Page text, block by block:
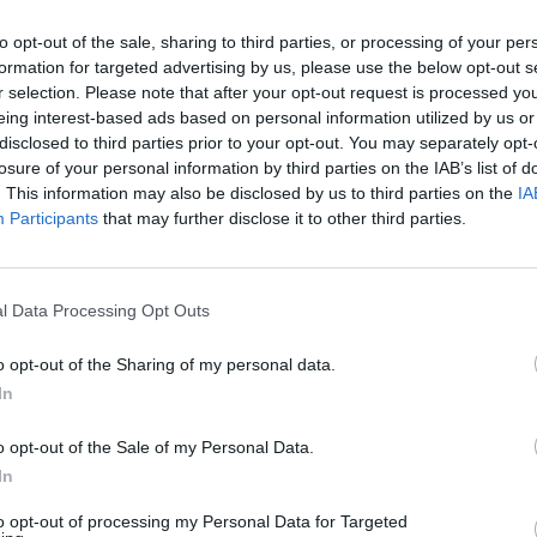
opt-out of the sale, sharing to third parties, or processing of your
for targeted advertising by us, please use the below opt-out
selection. Please note that after your opt-out request is processed
interest-based ads based on personal information utilized by us
to third parties prior to your opt-out. You may separately
of your personal information by third parties on the IAB’s list of
This information may also be disclosed by us to third parties on the
Participants that may further disclose it to other third parties.
Data Processing Opt Outs
opt-out of the Sharing of my personal data.
opt-out of the Sale of my Personal Data.
opt-out of processing my Personal Data for Targeted
baudos. Projektą dar turi palaiminti Seimas.
turto (NT) mokestis Mokesčiai
Valstybinė mokesčių inspekcija (VMI)
ir
mokytojus ir 3 moksleivius